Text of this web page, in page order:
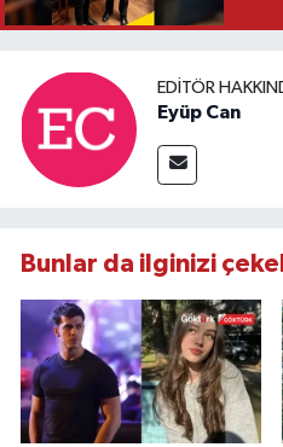
EDITÖR
Eyüp Can
Bunlar da ilginizi